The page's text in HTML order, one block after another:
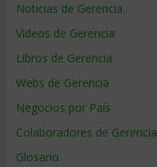
Noticias de Gerencia
Videos de Gerencia
Libros de Gerencia
Webs de Gerencia
Negocios por País
Colaboradores de Gerencia
Glosario